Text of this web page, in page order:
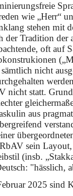
wie „Herr“
stehen mit
der Tradition der
oft auf
nicht
nicht statt.
aus
sein Layout,
(insb.
"hässlich,
2025 sind